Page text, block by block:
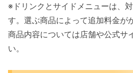
※ドリンクとサイドメニューは、
す。選ぶ商品によって追加料金が
商品内容については店舗や公式サ
い。